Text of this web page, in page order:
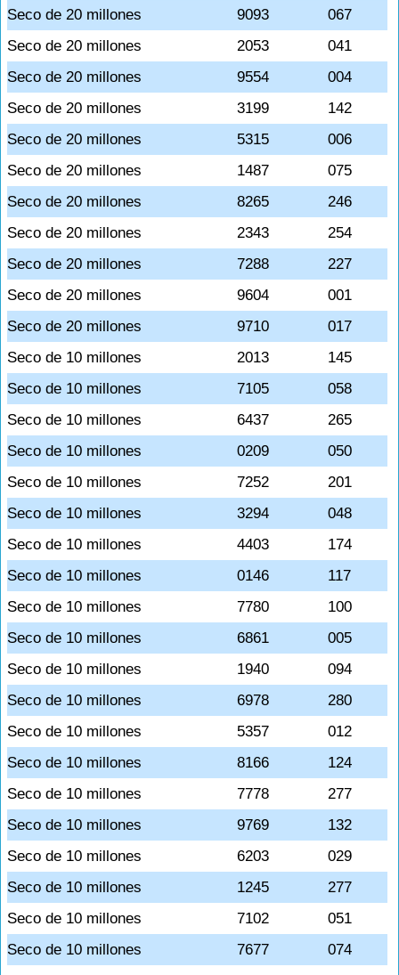
Seco de 20 millones
9093
067
Seco de 20 millones
2053
041
Seco de 20 millones
9554
004
Seco de 20 millones
3199
142
Seco de 20 millones
5315
006
Seco de 20 millones
1487
075
Seco de 20 millones
8265
246
Seco de 20 millones
2343
254
Seco de 20 millones
7288
227
Seco de 20 millones
9604
001
Seco de 20 millones
9710
017
Seco de 10 millones
2013
145
Seco de 10 millones
7105
058
Seco de 10 millones
6437
265
Seco de 10 millones
0209
050
Seco de 10 millones
7252
201
Seco de 10 millones
3294
048
Seco de 10 millones
4403
174
Seco de 10 millones
0146
117
Seco de 10 millones
7780
100
Seco de 10 millones
6861
005
Seco de 10 millones
1940
094
Seco de 10 millones
6978
280
Seco de 10 millones
5357
012
Seco de 10 millones
8166
124
Seco de 10 millones
7778
277
Seco de 10 millones
9769
132
Seco de 10 millones
6203
029
Seco de 10 millones
1245
277
Seco de 10 millones
7102
051
Seco de 10 millones
7677 074